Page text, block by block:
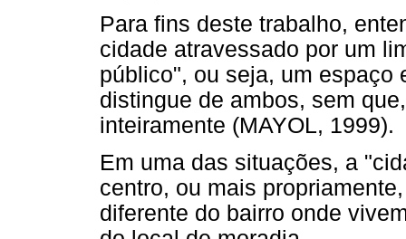
Para fins deste trabalho,
cidade atravessado por um
público", ou seja, um espaço
distingue de ambos, sem
inteiramente (MAYOL, 1999).
Em uma das situações, a
centro, ou mais
diferente do bairro onde